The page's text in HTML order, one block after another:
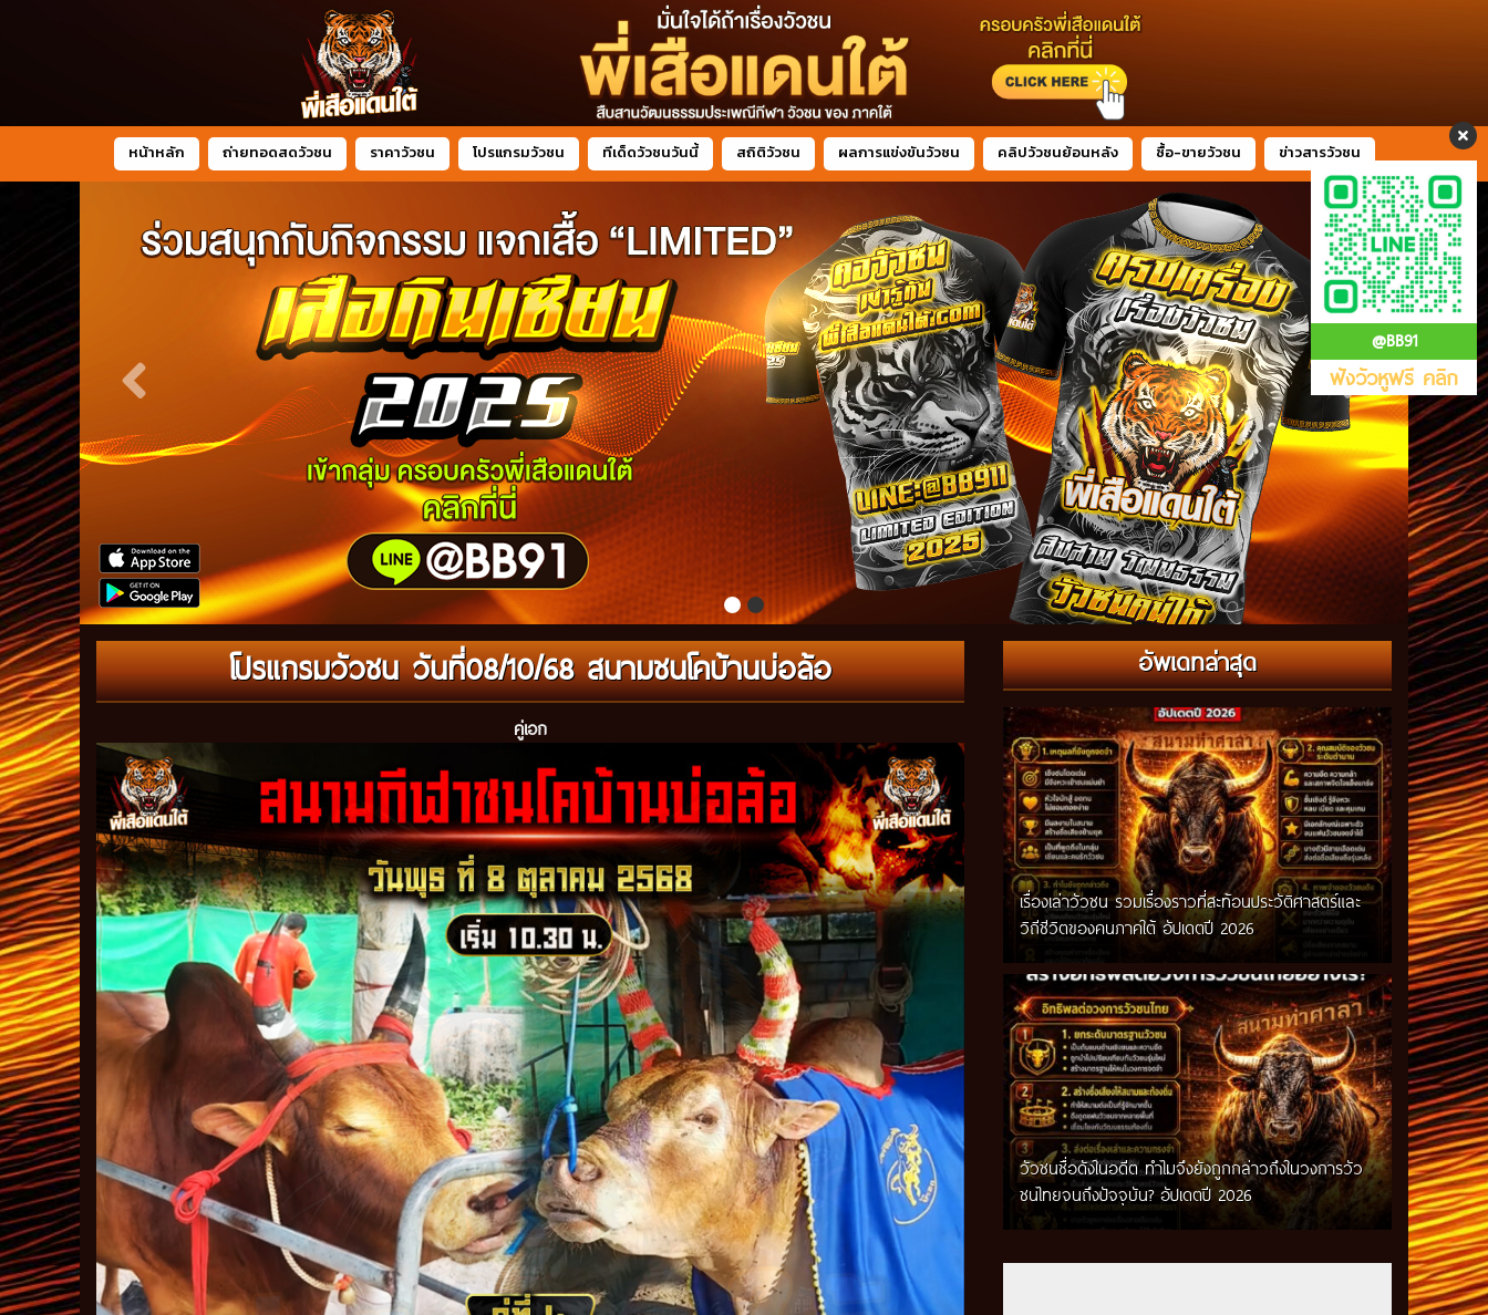
@BB91
ฟังวัวหูฟรี คลิก
หน้าหลัก ถ่ายทอดสดวัวชน ราคาวัวชน โปรแกรมวัวชน ทีเด็ดวัวชนวันนี้ สถิติวัวชน ผลการแข่งขันวัวชน คลิปวัวชนย้อนหลัง ซื้อ-ขายวัวชน ข่าวสารวัวชน
โปรแกรมวัวชน วันที่08/10/68 สนามชนโคบ้านบ่อล้อ
คู่เอก
อัพเดทล่าสุด
เรื่องเล่าวัวชน รวมเรื่องราวที่สะท้อนประวัติศาสตร์และ
วิถีชีวิตของคนภาคใต้ อัปเดตปี 2026
วัวชนชื่อดังในอดีต ทำไมจึงยังถูกกล่าวถึงในวงการวัว
ชนไทยจนถึงปัจจุบัน? อัปเดตปี 2026
กติกาวัวชนสมัยก่อน วิถีการแข่งขันดั้งเดิมที่สืบทอด
ผ่านภูมิปัญญาท้องถิ่น อัปเดตปี 2026